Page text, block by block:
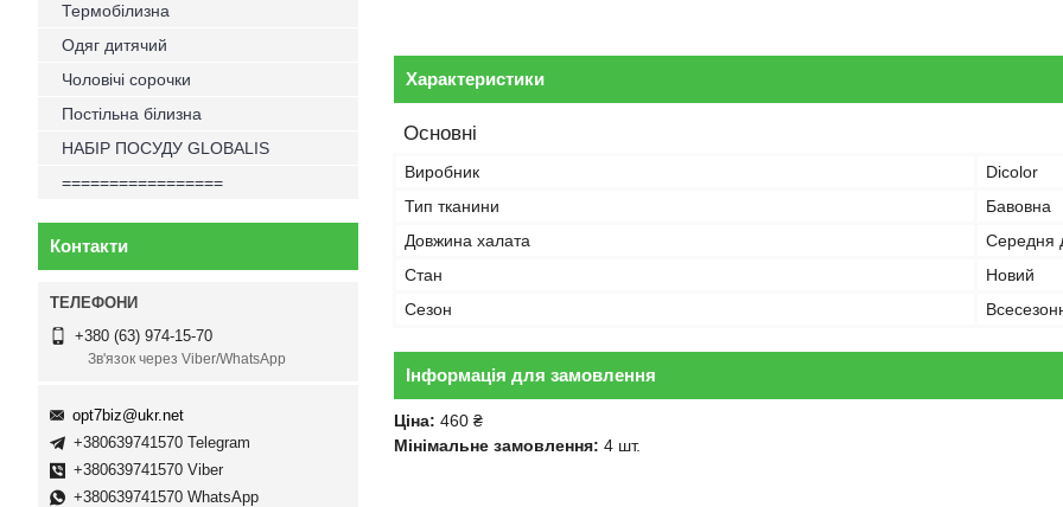
Характеристики
Основні
Виробник
Dicolor
Тип тканини
Бавовна
Довжина халата
Середня
Стан
Новий
Сезон
Інформація для замовлення
Ціна: 460 ₴
Мінімальне замовлення: 4 шт.
Термобілизна
Одяг дитячий
Чоловічі сорочки
Постільна білизна
НАБІР ПОСУДУ GLOBALIS
=================
Контакти
+380 (63) 974-15-70
Зв'язок через Viber/WhatsApp
opt7biz@ukr.net
+380639741570 Telegram
+380639741570 Viber
+380639741570 WhatsApp